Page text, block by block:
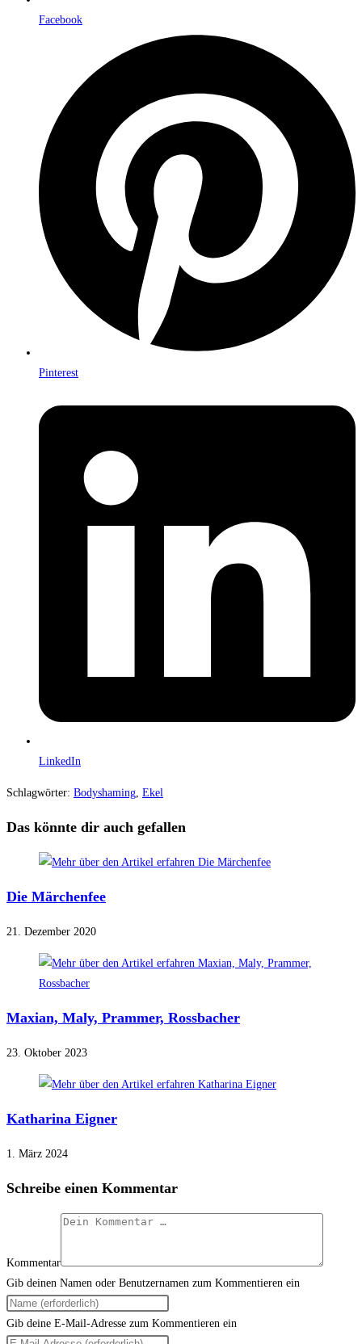
Facebook
Pinterest
LinkedIn
Schlagwörter: Bodyshaming, Ekel
Das könnte dir auch gefallen
Die Märchenfee
21. Dezember 2020
Maxian, Maly, Prammer, Rossbacher
23. Oktober 2023
Katharina Eigner
1. März 2024
Schreibe einen Kommentar
Kommentar
Gib deinen Namen oder Benutzernamen zum Kommentieren ein
Gib deine E-Mail-Adresse zum Kommentieren ein